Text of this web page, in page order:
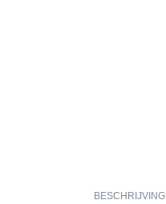
BESCHRIJVING